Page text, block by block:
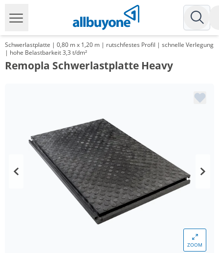
Schwerlastplatte | 0,80 m x 1,20 m | rutschfestes Profil | schnelle Verlegung
| hohe Belastbarkeit 3,3 t/dm²
Remopla Schwerlastplatte Heavy
ZOOM
Preis